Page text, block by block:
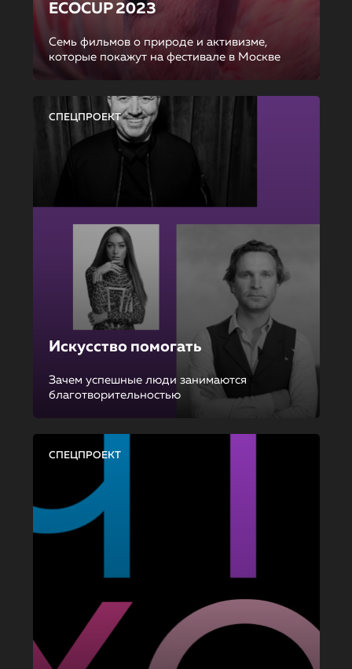
ECOCUP 2023
Семь фильмов о природе и активизме,
которые покажут на фестивале в Москве
СПЕЦПРОЕКТ
Искусство помогать
Зачем успешные люди занимаются
благотворительностью
СПЕЦПРОЕКТ